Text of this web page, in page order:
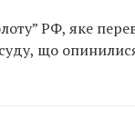
РФ, яке
що